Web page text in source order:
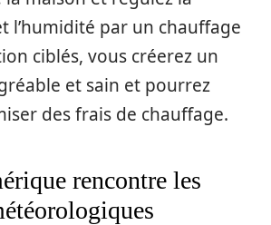
l’humidité par un chauffage
ciblés, vous créerez un
et sain et pourrez
des frais de chauffage.
rencontre les